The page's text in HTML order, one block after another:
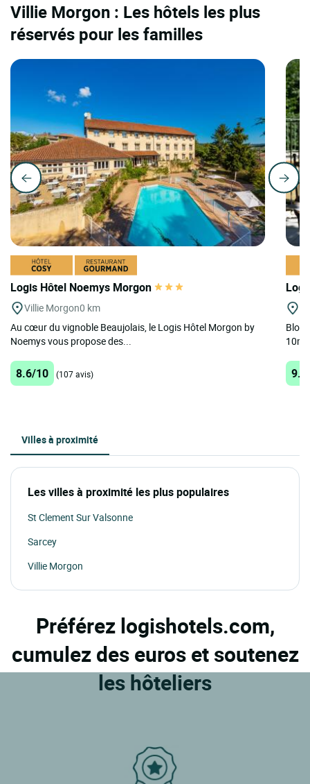
Villie Morgon : Les hôtels les plus
réservés pour les familles
Logis Hôtel Noemys Morgon
Villie Morgon0 km
Au cœur du vignoble Beaujolais, le Logis Hôtel Morgon by
Noemys vous propose des...
8.6/10 (107 avis)
Villes à proximité
Les villes à proximité les plus populaires
St Clement Sur Valsonne
Sarcey
Villie Morgon
Préférez logishotels.com,
cumulez des euros et soutenez
les hôteliers